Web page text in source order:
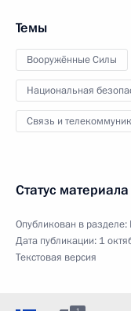
Темы
Вооружённые Силы
Национальная
Связь и
Статус материала
Опубликован в разделе:
Дата публикации: 1
Текстовая версия